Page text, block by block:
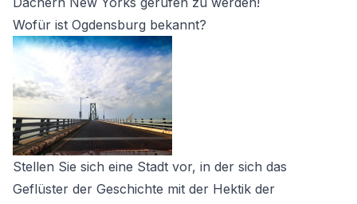
Wofür ist Ogdensburg bekannt?
Stellen Sie sich eine Stadt vor, in der sich das
Geflüster der Geschichte mit der Hektik der